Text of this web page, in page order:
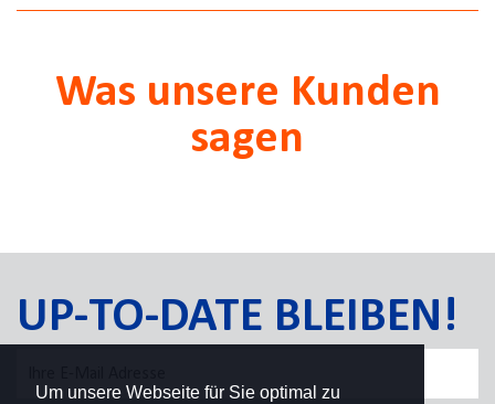
Um unsere Webseite für Sie optimal zu
Was unsere Kunden
sagen
UP-TO-DATE BLEIBEN!